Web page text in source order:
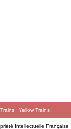
Yellow Trains
Intellectuelle Française